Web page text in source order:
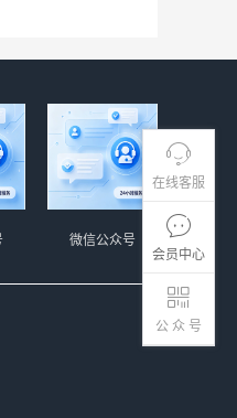
在线客服
会员中心
公 众 号
微信公众号